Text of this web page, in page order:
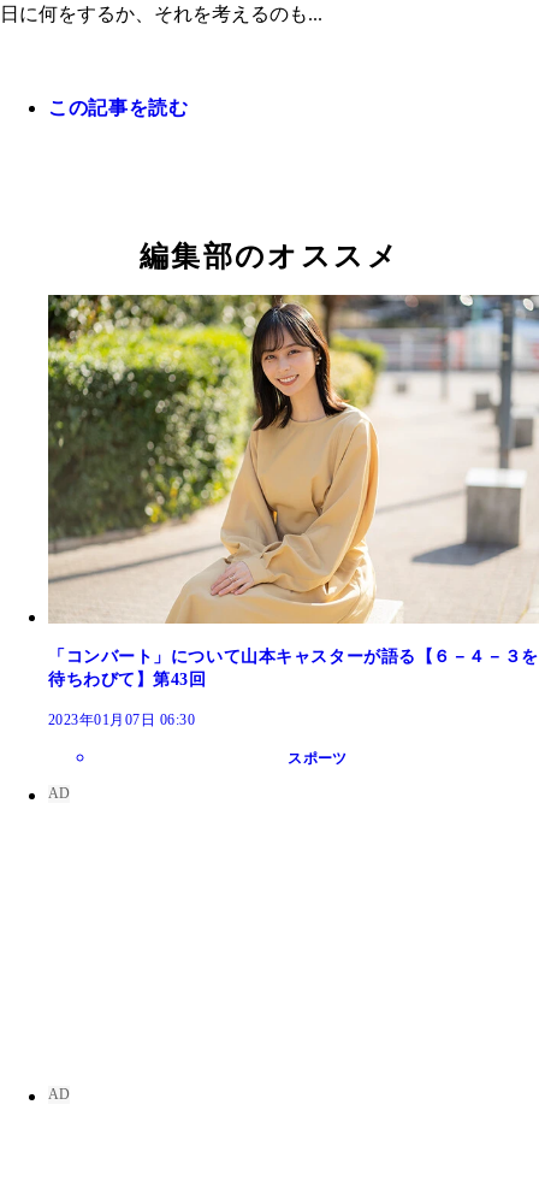
日に何をするか、それを考えるのも...
この記事を読む
編集部のオススメ
「コンバート」について山本キャスターが語る【６－４－３を
待ちわびて】第43回
2023年01月07日 06:30
スポーツ